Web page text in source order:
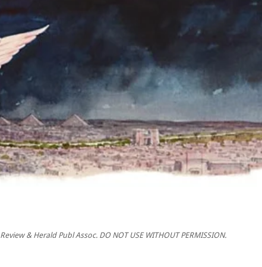
& Herald Publ Assoc. DO NOT USE WITHOUT PERMISSION.